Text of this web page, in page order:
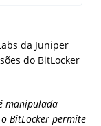
da Juniper
do BitLocker
manipulada
BitLocker permite